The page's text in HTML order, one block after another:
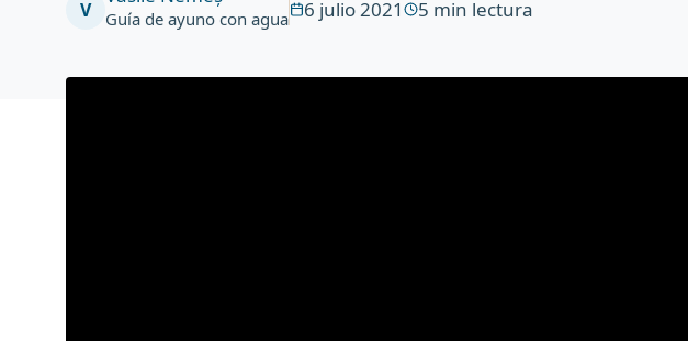
V Guía de ayuno con agua 6 julio 2021 5 min lectura